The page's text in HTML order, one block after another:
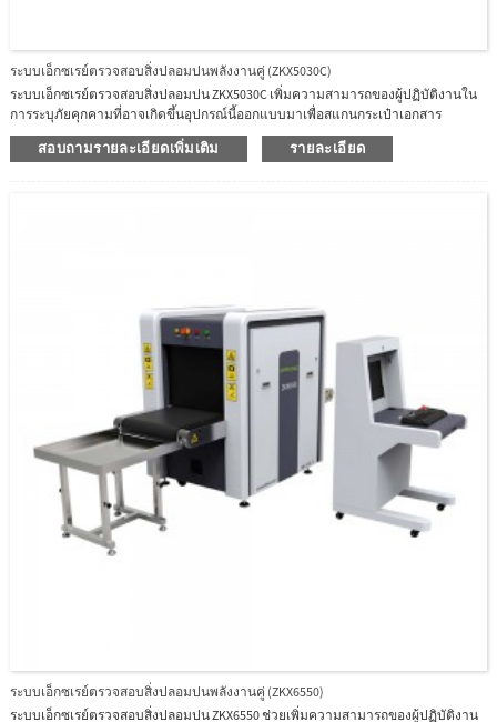
ระบบเอ็กซเรย์ตรวจสอบสิ่งปลอมปนพลังงานคู่ (ZKX5030C)
ระบบเอ็กซเรย์ตรวจสอบสิ่งปลอมปน ZKX5030C เพิ่มความสามารถของผู้ปฏิบัติงานใน
การระบุภัยคุกคามที่อาจเกิดขึ้นอุปกรณ์นี้ออกแบบมาเพื่อสแกนกระเป๋าเอกสาร
สัมภาระถือขึ้นเครื่อง และพัสดุบรรทุกขนาดเล็กZKX5030C ใช้เครื่องกำเนิดรังสีเอกซ์
คุณภาพสูงที่เชื่อถือได้ด้วยอัลกอริธึมรูปภาพที่ยอดเยี่ยม ZKX5030C สามารถนำเสนอ
สอบถามรายละเอียดเพิ่มเติม รายละเอียด
ระบบเอ็กซเรย์ตรวจสอบสิ่งปลอมปนพลังงานคู่ (ZKX6550)
ระบบเอ็กซเรย์ตรวจสอบสิ่งปลอมปน ZKX6550 ช่วยเพิ่มความสามารถของผู้ปฏิบัติงาน